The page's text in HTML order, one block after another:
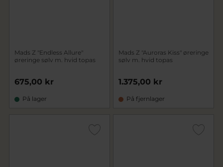
Mads Z "Endless Allure"
øreringe sølv m. hvid topas
675,00 kr
På lager
Mads Z "Auroras Kiss" øreringe
sølv m. hvid topas
1.375,00 kr
På fjernlager